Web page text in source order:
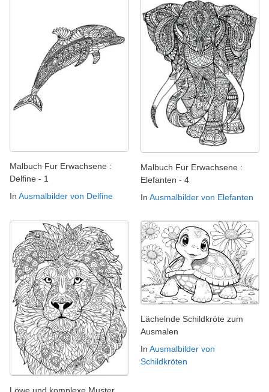
Malbuch Fur Erwachsene :
Delfine - 1
In Ausmalbilder von Delfine
Malbuch Fur Erwachsene :
Elefanten - 4
In Ausmalbilder von Elefanten
Lächelnde Schildkröte zum
Ausmalen
In Ausmalbilder von
Schildkröten